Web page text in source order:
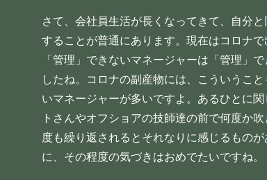
さて、会社員生活が長くなってきて、自分
することが普通にあります。現在はコロナ
「管理」できないマネージャーは「管理」
したね。コロナの副産物には、こういうこ
いマネージャーが多いですよ。あるひとに
トさんやオフショアの技師達の前で何度か
度も繰り返されるとそれなりに感じるもの
に、その程度の気づきはおめでたいですね。